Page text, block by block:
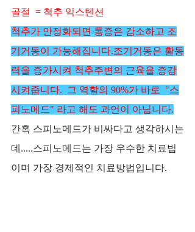
골절  = 척추 익스텐션 ​
척추가 안정화되면 통증은 감소하고 조
기거동이 가능해집니다.​​조기거동은 활동
력을 증가시켜 척추주변의 근육을 증강
시켜줍니다.  ​​그 역할의 90%가 바로  "스
피노메드" 라고 해도 과언이 아닙니다.
간혹 스피노메드가 비싸다고 생각하시는
데.....스피노메드는 가장 우수한 치료법
이며 가장 경제적인 치료방법입니다.